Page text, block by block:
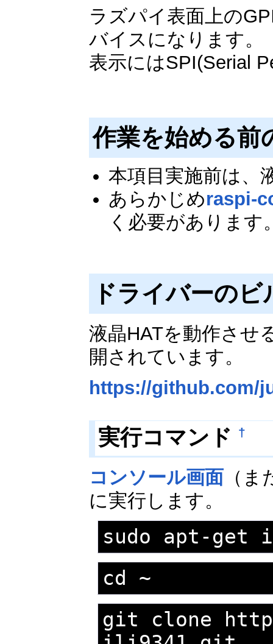
ラズパイ表面上の
バイスになります。
表示にはSPI(Serial
作業を始める前
本項目実施前は、
あらかじめraspi-
く必要があります
ドライバーの
液晶HATを動作させ
開されています。
https://github.com/
実行コマンド †
コンソール画面 （ま
に実行します。
sudo apt-get
cd ~
git clone